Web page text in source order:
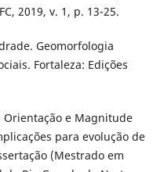
2019, v. 1, p. 13-25.
Geomorfologia
Fortaleza: Edições
Orientação e Magnitude
para evolução de
(Mestrado em